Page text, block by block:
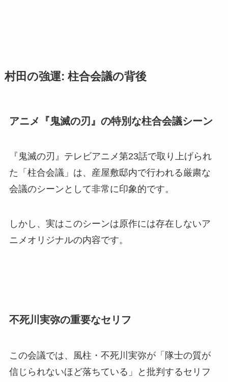
村田の強運: 柱合会議の背後
アニメ『鬼滅の刃』の特別な柱合会議シーン
『鬼滅の刃』テレビアニメ第23話で取り上げられ
た「柱合会議」は、産屋敷邸内で行われる厳粛な
会議のシーンとして非常に印象的です。
しかし、実はこのシーンは原作には存在しないア
ニメオリジナルの内容です。
不死川実弥の重要なセリフ
この会議では、風柱・不死川実弥が「隊士の質が
信じられないほど落ちている」と批判するセリフ